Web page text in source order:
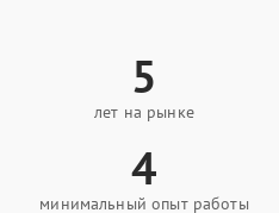
5
лет на рынке
4
минимальный опыт работы